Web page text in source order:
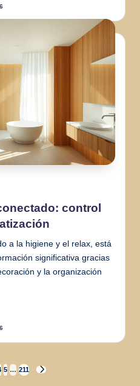
control
a la higiene y el relax, está
significativa gracias
y la organización
5 … 211
SIGUIENTE